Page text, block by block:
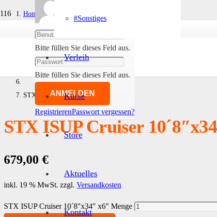
Abmelden
Bitte füllen Sie dieses Feld aus.
Bitte füllen Sie dieses Feld aus.
ANMELDEN
RegistrierenPasswort vergessen?
#Sonstiges
Verleih
Kurse
Store
Aktuelles
Kontakt
Home
#SUP
- inflatable Boards im Set
STX ISUP Cruiser 10´8″x34″ x6″
STX ISUP Cruiser
679,00 €
inkl. 19 % MwSt. zzgl. Versandkosten
STX ISUP Cruiser 10´8"x34" x6" Menge